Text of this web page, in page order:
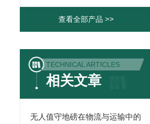
查看全部产品 >>
TECHNICAL ARTICLES
相关文章
无人值守地磅在物流与运输中的